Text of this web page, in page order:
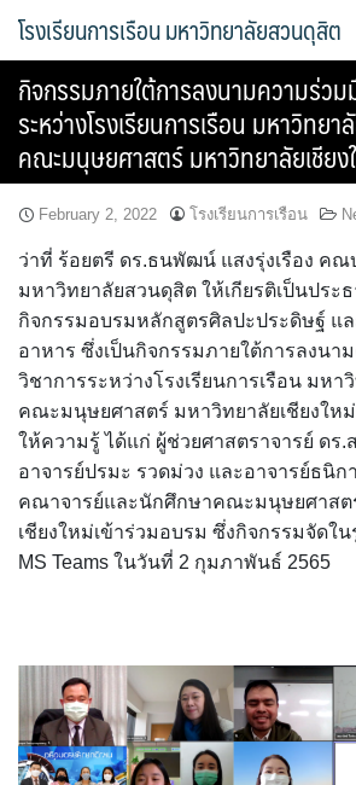
Bread Exclusive
Cake Exclusive
main
main2
main3
Sample Page
การจัดการความรู้ (KM)
ข้อมูลติดต่อและการเดินทาง
ขั้นตอน/แนวทางการปฏิบัติงาน
คลิปสาระเทคนิคสไตส์การเรือน
คลิปเทคนิคการทำอาหารง่าย ๆ สไตล์เด็กหอ
โรงเรียนการเรือน มหาวิทยาลัยสวนดุสิต
กิจกรรมภายใต้การลงนามความร่ว
ระหว่างโรงเรียนการเรือน มหาวิทย
คณะมนุษยศาสตร์ มหาวิทยาลัยเชียง
February 2, 2022 โรงเรียนการเรือน
ว่าที่ ร้อยตรี ดร.ธนพัฒน์ แสงรุ่งเรือง คณ
มหาวิทยาลัยสวนดุสิต ให้เกียรติเป็นประ
กิจกรรมอบรมหลักสูตรศิลปะประดิษฐ์ แล
อาหาร ซึ่งเป็นกิจกรรมภายใต้การลงนา
วิชาการระหว่างโรงเรียนการเรือน มห
คณะมนุษยศาสตร์ มหาวิทยาลัยเชียงให
ให้ความรู้ ได้แก่ ผู้ช่วยศาสตราจารย์ ดร.
อาจารย์ปรมะ รวดม่วง และอาจารย์ธนิ
คณาจารย์และนักศึกษาคณะมนุษยศาสต
เชียงใหม่เข้าร่วมอบรม ซึ่งกิจกรรมจัดใ
MS Teams ในวันที่ 2 กุมภาพันธ์ 2565